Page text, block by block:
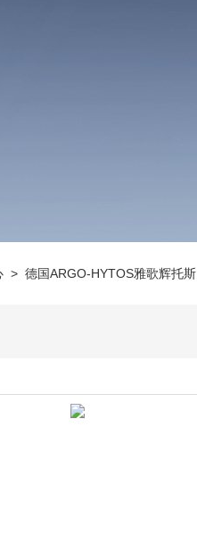
> 德国ARGO-HYTOS雅歌辉托斯